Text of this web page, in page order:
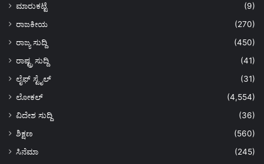
ಮಾರುಕಟ್ಟೆ
(9)
ರಾಜಕೀಯ
(270)
ರಾಜ್ಯ ಸುದ್ದಿ
(450)
ರಾಷ್ಟ್ರ ಸುದ್ದಿ
(41)
ಲೈಫ್ ಸ್ಟೈಲ್
(31)
ಲೋಕಲ್
(4,554)
ವಿದೇಶ ಸುದ್ದಿ
(36)
ಶಿಕ್ಷಣ
(560)
ಸಿನೆಮಾ
(245)